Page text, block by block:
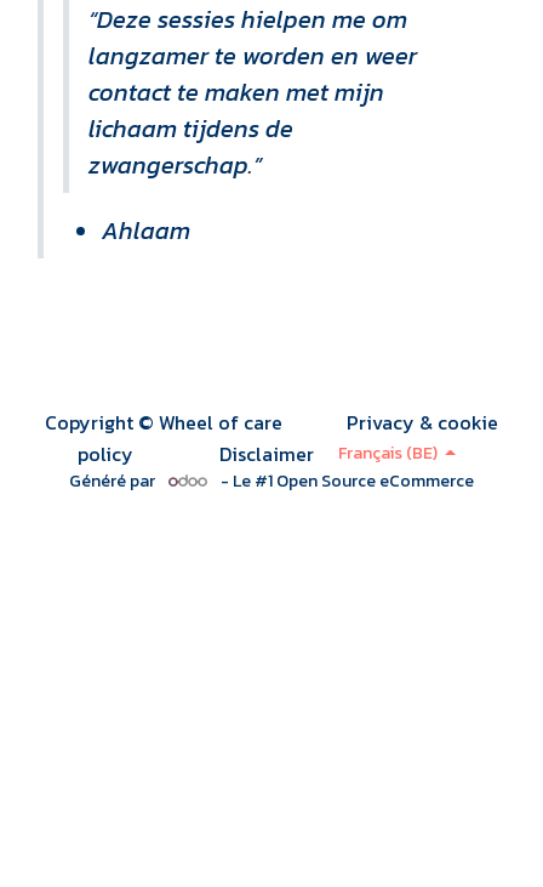
“Deze sessies hielpen me om
langzamer te worden en weer
contact te maken met mijn
lichaam tijdens de
zwangerschap.”
Ahlaam
Copyright © Wheel of care
Privacy & cookie
policy
Disclaimer
Français (BE)
Généré par
- Le #1Open Source eCommerce